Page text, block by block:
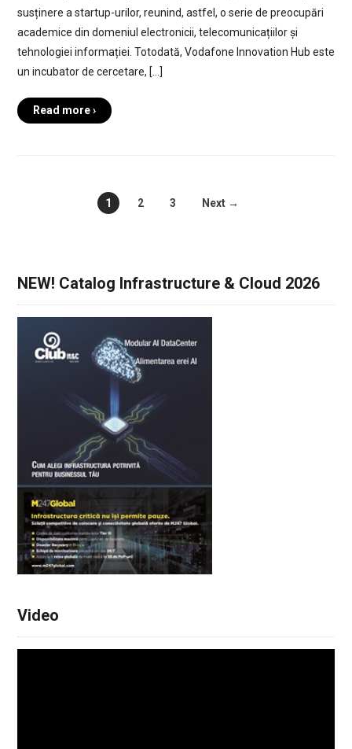
susținere a startup-urilor, reunind, astfel, o serie de preocupări
academice din domeniul electronicii, telecomunicațiilor și
tehnologiei informației. Totodată, Vodafone Innovation Hub este
un incubator de cercetare, […]
Read more ›
1 2 3 Next →
NEW! Catalog Infrastructure & Cloud 2026
Video